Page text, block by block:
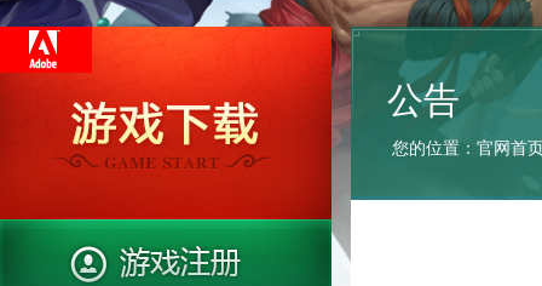
公告
您的位置： 官网首